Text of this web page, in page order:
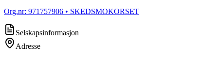
Org.nr: 971757906 • SKEDSMOKORSET
Selskapsinformasjon
Adresse